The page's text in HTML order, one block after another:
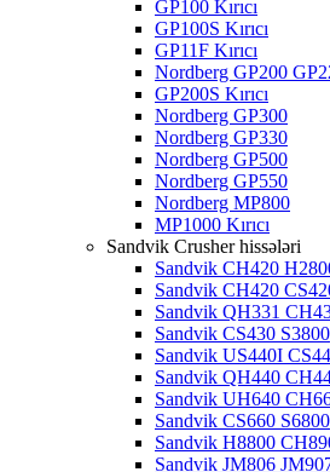
GP100 Kırıcı
GP100S Kırıcı
GP11F Kırıcı
Nordberg GP200
GP200S Kırıcı
Nordberg GP300
Nordberg GP330
Nordberg GP500
Nordberg GP550
Nordberg MP800
MP1000 Kırıcı
Sandvik Crusher hissələri
Sandvik CH420
Sandvik CH420
Sandvik QH331
Sandvik CS430 S3800
Sandvik US440I
Sandvik QH440
Sandvik UH640
Sandvik CS660 S6800
Sandvik H8800
Sandvik JM806